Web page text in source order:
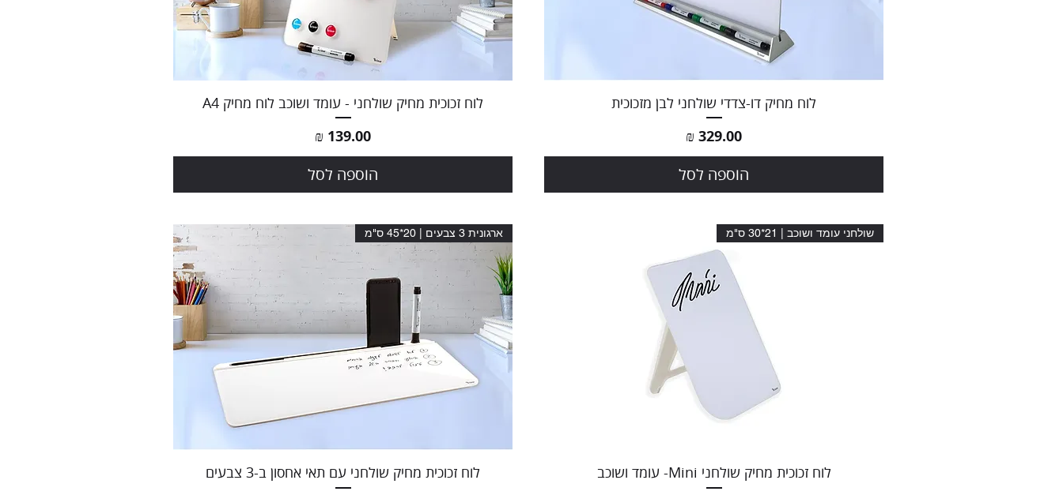
תצוגה מהירה
לוח מחיק דו-צדדי שולחני לבן מזכוכית
מחיר
הוספה לסל
תצוגה מהירה
לוח זכוכית מחיק שולחני - עומד ושוכב לוח מחיק A4
מחיר
הוספה לסל
תצוגה מהירה
שולחני עומד ושוכב | 21*30 ס"מ
לוח זכוכית מחיק שולחני Mini- עומד ושוכב
תצוגה מהירה
ארגונית 3 צבעים | 20*45 ס"מ
לוח זכוכית מחיק שולחני עם תאי אחסון ב-3 צבעים